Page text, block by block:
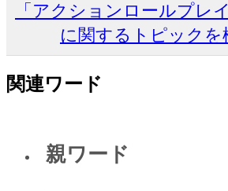
「アクションロールプレ
に関するトピックを
関連ワード
親ワード